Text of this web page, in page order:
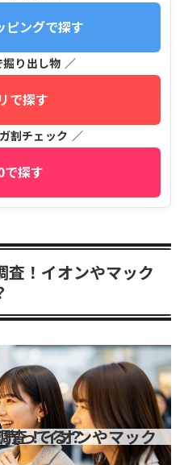
ングで探す
り出し物 ／
で探す
割チェック ／
探す
査！イオンやマック
やマックスバリュで売ってる？